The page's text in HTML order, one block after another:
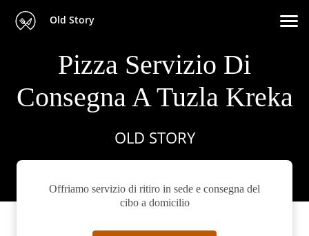
Old Story
Pizza Servizio Di
Consegna A Tuzla Kreka
OLD STORY
Offriamo servizio di ritiro in sede e consegna del
cibo a domicilio